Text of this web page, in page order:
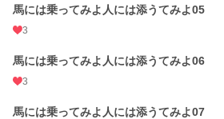
馬には乗ってみよ人には添うてみよ05
3
馬には乗ってみよ人には添うてみよ06
3
馬には乗ってみよ人には添うてみよ07